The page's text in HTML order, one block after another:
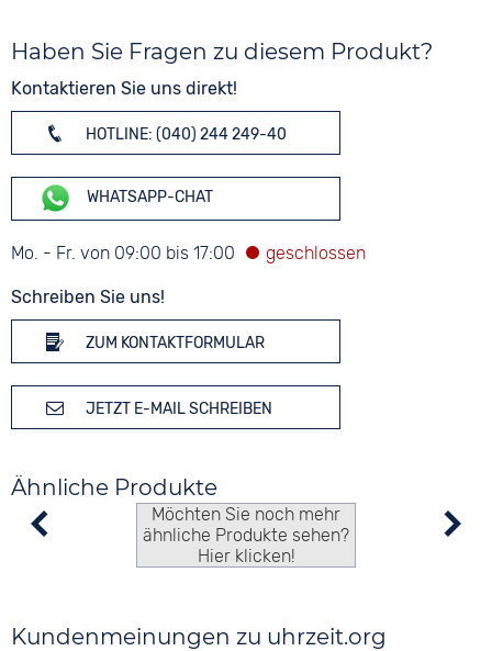
Haben Sie Fragen zu diesem Produkt?
Kontaktieren Sie uns direkt!
HOTLINE: (040) 244 249-40
WHATSAPP-CHAT
Mo. - Fr. von 09:00 bis 17:00
Schreiben Sie uns!
ZUM KONTAKTFORMULAR
JETZT E-MAIL SCHREIBEN
Ähnliche Produkte
Möchten Sie noch mehr
ähnliche Produkte sehen?
Hier klicken!
Kundenmeinungen zu uhrzeit.org